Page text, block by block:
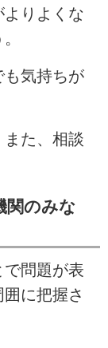
よりよくな
も気持ちが
た、相談
関のみな
問題が表
に把握さ